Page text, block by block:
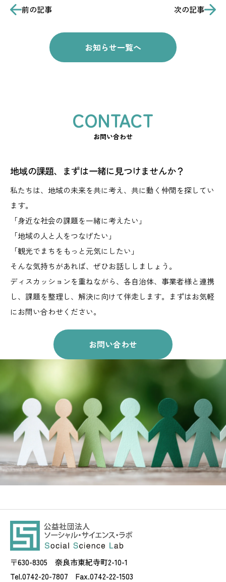
前の記事 次の記事
お知らせ一覧へ
お問い合わせ
地域の課題、まずは一緒に見つけませんか？
私たちは、地域の未来を共に考え、共に動く仲間を探してい
ます。
「身近な社会の課題を一緒に考えたい」
「地域の人と人をつなげたい」
「観光でまちをもっと元気にしたい」
そんな気持ちがあれば、ぜひお話ししましょう。
ディスカッションを重ねながら、 各自治体、事業者様と連携
し、課題を整理し、解決に向けて伴走します。
まずはお気軽
にお問い合わせください。
お問い合わせ
〒630-8305 奈良市東紀寺町2-10-1
Tel.0742-20-7807 Fax.0742-22-1503